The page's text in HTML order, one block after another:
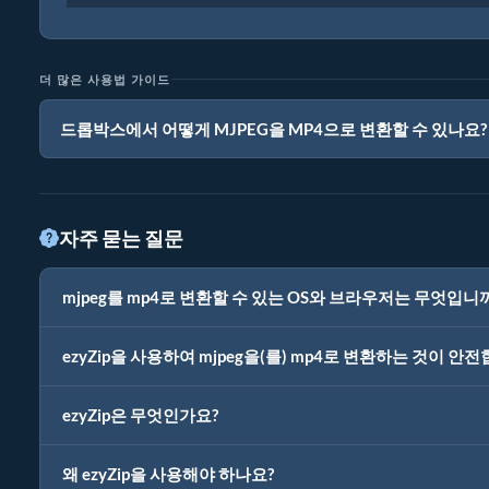
더 많은 사용법 가이드
드롭박스에서 어떻게 MJPEG을 MP4으로 변환할 수 있나요?
자주 묻는 질문
mjpeg를 mp4로 변환할 수 있는 OS와 브라우저는 무엇입니
ezyZip을 사용하여 mjpeg을(를) mp4로 변환하는 것이 안전
ezyZip은 무엇인가요?
왜 ezyZip을 사용해야 하나요?